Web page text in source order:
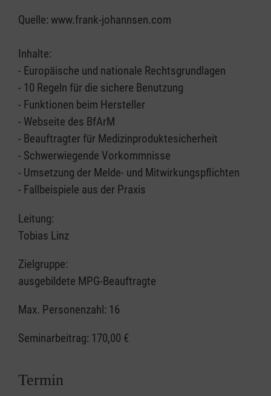
Quelle: www.frank-johannsen.com
Inhalte:
- Europäische und nationale Rechtsgrundlagen
- 10 Regeln für die sichere Benutzung
- Funktionen beim Hersteller
- Webseite des BfArM
- Beauftragter für Medizinproduktesicherheit
- Schwerwiegende Vorkommnisse
- Umsetzung der Melde- und Mitwirkungspflichten
- Fallbeispiele aus der Praxis
Leitung:
Tobias Linz
Zielgruppe:
ausgebildete MPG-Beauftragte
Max. Personenzahl: 16
Seminarbeitrag: 170,00 €
Termin